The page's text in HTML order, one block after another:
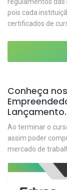
pois cada
certificados de
Conheça
Lançamento.
Ao terminar o
assim poder
mercado de